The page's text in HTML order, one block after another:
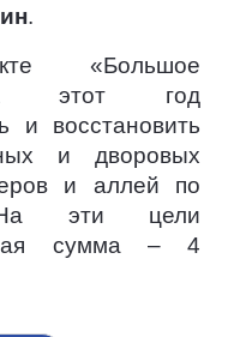
.
«Большое
на этот год
и восстановить
и дворовых
и аллей по
эти цели
сумма – 4